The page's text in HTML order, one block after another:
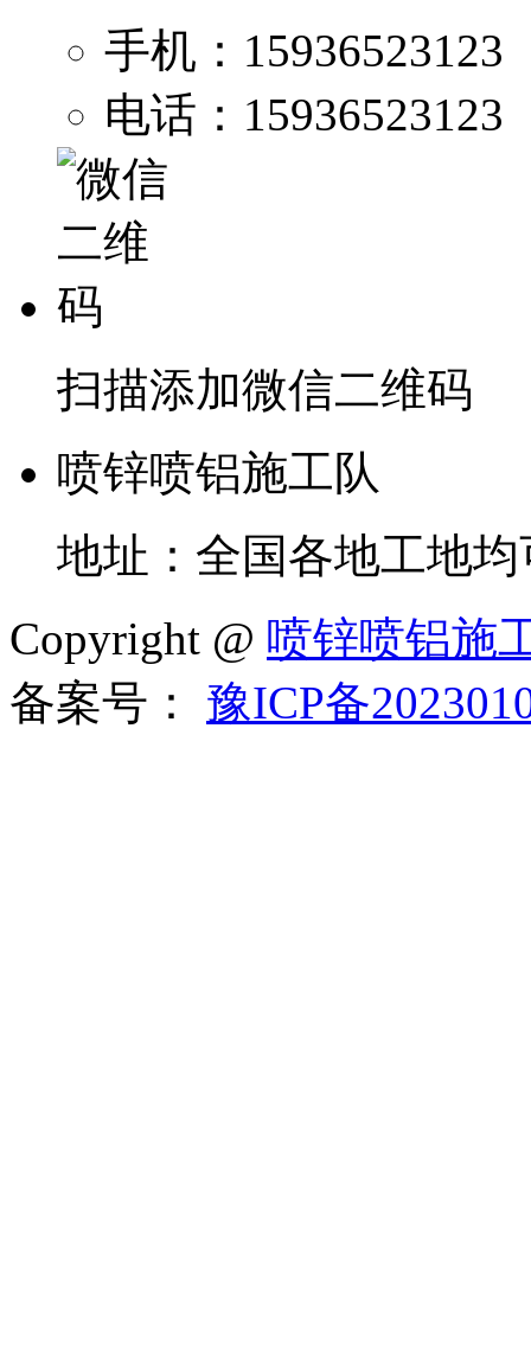
手机：15936523123
电话：15936523123
扫描添加微信二维码
喷锌喷铝施工队
地址：全国各地工地均
Copyright @ 喷锌喷铝施
备案号： 豫ICP备